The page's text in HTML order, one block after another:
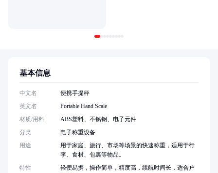
基本信息
中文名
便携手提秤
英文名
Portable Hand Scale
材质/用料
ABS塑料、不锈钢、电子元件
分类
电子称重设备
用途
用于家庭、旅行、市场等场景的快速称重，适用于行
李、食材、包裹等物品。
特性
轻便易携，操作简单，精度高，续航时间长，适合户